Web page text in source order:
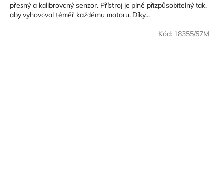
přesný a kalibrovaný senzor. Přístroj je plně přizpůsobitelný tak,
aby vyhovoval téměř každému motoru. Díky...
Kód: 18355/57M